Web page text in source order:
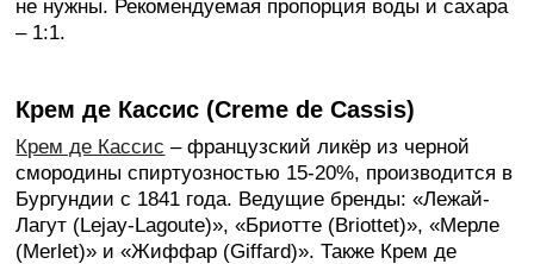
не нужны. Рекомендуемая пропорция воды и сахара
– 1:1.
Крем де Кассис (Creme de Cassis)
Крем де Кассис – французский ликёр из черной
смородины спиртуозностью 15-20%, производится в
Бургундии с 1841 года. Ведущие бренды: «Лежай-
Лагут (Lejay-Lagoute)», «Бриотте (Briottet)», «Мерле
(Merlet)» и «Жиффар (Giffard)». Также Крем де